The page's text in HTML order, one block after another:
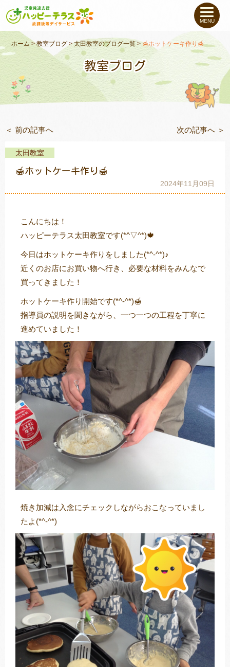
私たちについて
未就学のお子さま（０〜６才）
小学生〜高校生のお子さま
支援事例
教室一覧
MENU
ホーム >教室ブログ>太田教室のブログ一覧>🍯ホットケーキ作り🍯
教室ブログ
＜ 前の記事へ 次の記事へ ＞
太田教室
🍯ホットケーキ作り🍯
2024年11月09日
こんにちは！
ハッピーテラス太田教室です(*^▽^*)🍁
今日はホットケーキ作りをしました(*^-^*)♪
近くのお店にお買い物へ行き、必要な材料をみんなで
買ってきました！
ホットケーキ作り開始です(*^-^*)🍯
指導員の説明を聞きながら、一つ一つの工程を丁寧に
進めていました！
焼き加減は入念にチェックしながらおこなっていまし
たよ(*^-^*)